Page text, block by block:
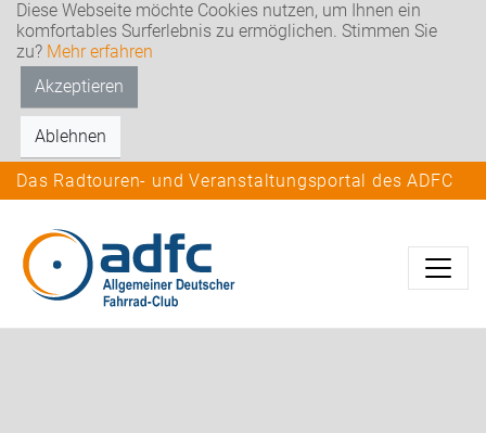
Diese Webseite möchte Cookies nutzen, um Ihnen ein
komfortables Surferlebnis zu ermöglichen. Stimmen Sie
zu? Mehr erfahren
Akzeptieren
Ablehnen
Das Radtouren- und Veranstaltungsportal des ADFC